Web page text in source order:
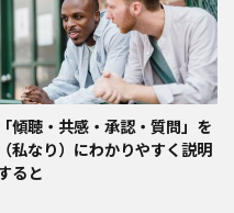
「傾聴・共感・承認・質問」を
（私なり）にわかりやすく説明
ると